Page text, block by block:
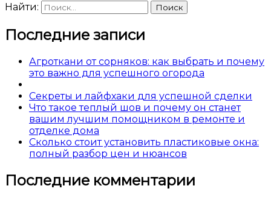
Найти:
Последние записи
Агроткани от сорняков: как выбрать и почему
это важно для успешного огорода
Секреты и лайфхаки для успешной сделки
Что такое теплый шов и почему он станет
вашим лучшим помощником в ремонте и
отделке дома
Сколько стоит установить пластиковые окна:
полный разбор цен и нюансов
Последние комментарии